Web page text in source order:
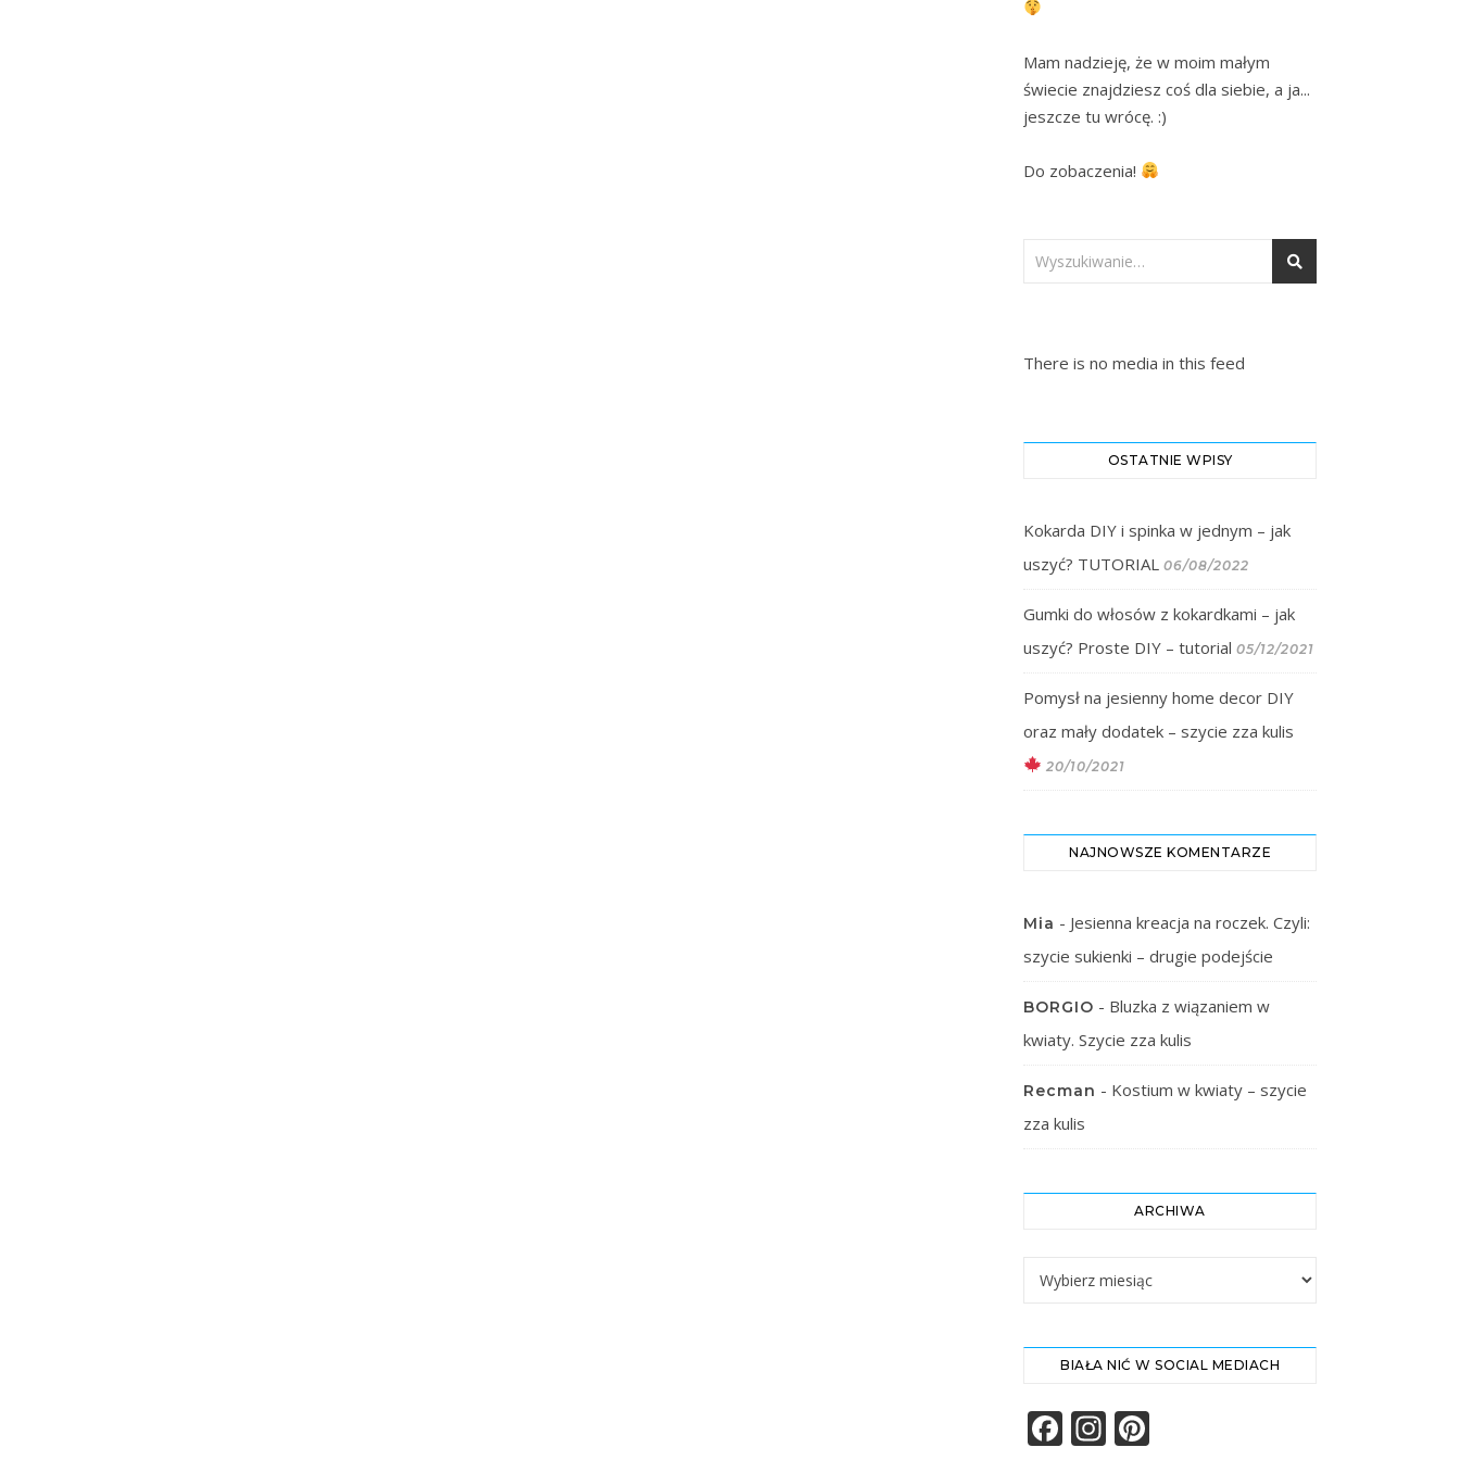
Mam nadzieję, że w moim małym
świecie znajdziesz coś dla siebie, a ja...
jeszcze tu wrócę. :)
Do zobaczenia!
There is no media in this feed
OSTATNIE WPISY
Kokarda DIY i spinka w jednym – jak
uszyć? TUTORIAL 06/08/2022
Gumki do włosów z kokardkami – jak
uszyć? Proste DIY – tutorial 05/12/2021
Pomysł na jesienny home decor DIY
oraz mały dodatek – szycie zza kulis
20/10/2021
NAJNOWSZE KOMENTARZE
Mia - Jesienna kreacja na roczek. Czyli:
szycie sukienki – drugie podejście
BORGIO - Bluzka z wiązaniem w
kwiaty. Szycie zza kulis
Recman - Kostium w kwiaty – szycie
zza kulis
ARCHIWA
BIAŁA NIĆ W SOCIAL MEDIACH
Facebook
Instagram